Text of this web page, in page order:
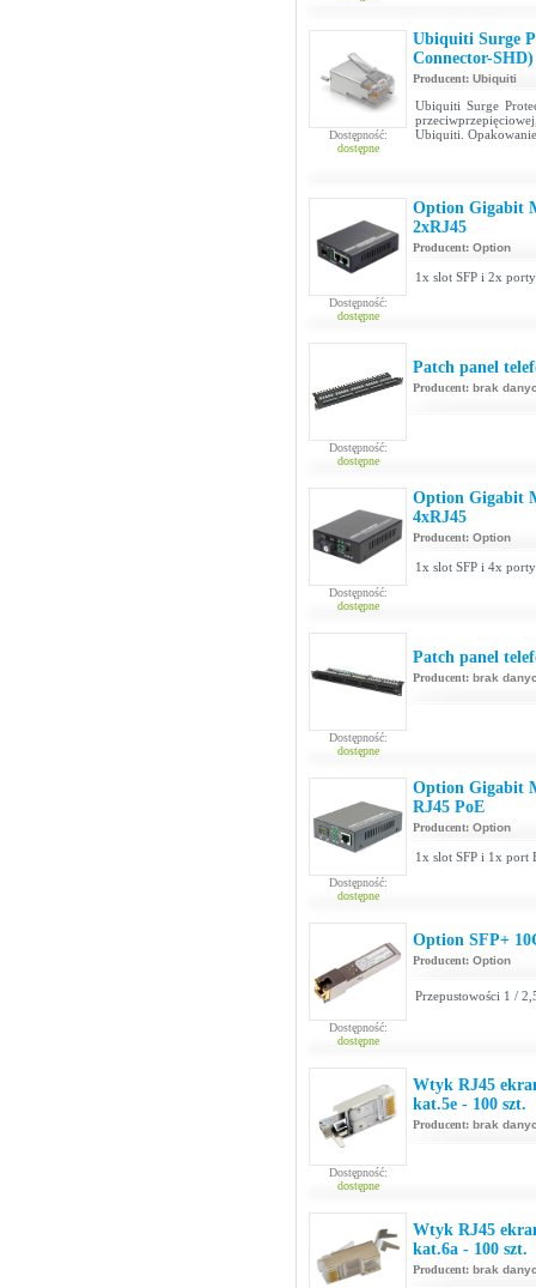
Dostępność:
dostępne
Ubiquiti Surge
Connector-SHD)
Producent: Ubiquiti
Ubiquiti Surge
Ubiquiti.
Dostępność:
dostępne
Option Gigabit
2xRJ45
Producent: Option
1x slot SFP i 2x
Dostępność:
dostępne
Patch panel
Producent: brak
Dostępność:
dostępne
Option Gigabit
4xRJ45
Producent: Option
1x slot SFP i 4x
Dostępność:
dostępne
Patch panel
Producent: brak
Dostępność:
dostępne
Option Gigabit
RJ45 PoE
Producent: Option
1x slot SFP i 1x port
Dostępność:
dostępne
Option SFP+
Producent: Option
Przepustowości 1 /
Dostępność:
dostępne
Wtyk RJ45
kat.5e - 100 szt.
Producent: brak
Wtyk RJ45
kat.6a - 100 szt.
Producent: brak